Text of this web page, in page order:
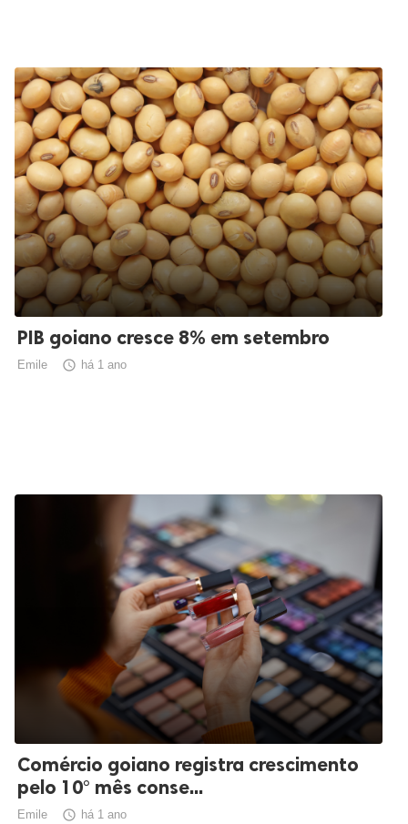
PIB goiano cresce 8% em setembro
Emile  há 1 ano
Comércio goiano registra crescimento
pelo 10° mês conse...
Emile  há 1 ano